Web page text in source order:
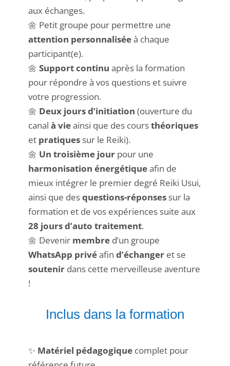
aux échanges.
🌼 Petit groupe pour permettre une
attention personnaliséeà chaque
participant(e).
🌼 Support continu après la formation
pour répondre à vos questions et suivre
votre progression.
🌼 Deux jours d’initiation (ouverture du
canal à vieainsi que des coursthéoriques
et pratiquessur le Reiki).
🌼 Un troisième jourpour une
harmonisation énergétiqueafin de
mieux intégrer le premier degré Reiki Usui,
ainsi que desquestions-réponsessur la
formation et de vos expériences suite aux
28 jours d’auto traitement.
🌼 Devenir membred’un groupe
WhatsApp privéafin d’échangeret se
soutenirdans cette merveilleuse aventure
!
Inclus dans la formation
✨ Matériel pédagogiquecomplet pour